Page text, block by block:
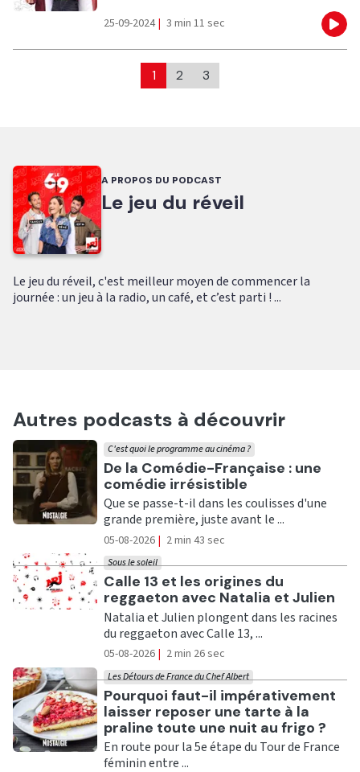
25-09-2024 | 3 min 11 sec
1 2 3
A PROPOS DU PODCAST
Le jeu du réveil
Le jeu du réveil, c'est meilleur moyen de commencer la
journée : un jeu à la radio, un café, et c’est parti ! ...
Autres podcasts à découvrir
Ecouter
De la Comédie-Française : une
comédie irrésistible
C'est quoi le programme au cinéma ?
Que se passe-t-il dans les coulisses d'une
grande première, juste avant le ...
05-08-2026 | 2 min 43 sec
Ecouter
Calle 13 et les origines du
reggaeton avec Natalia et Julien
Sous le soleil
Natalia et Julien plongent dans les racines
du reggaeton avec Calle 13, ...
05-08-2026 | 2 min 26 sec
Ecouter
Pourquoi faut-il impérativement
laisser reposer une tarte à la
praline toute une nuit au frigo ?
Les Détours de France du Chef Albert
En route pour la 5e étape du Tour de France
féminin entre ...